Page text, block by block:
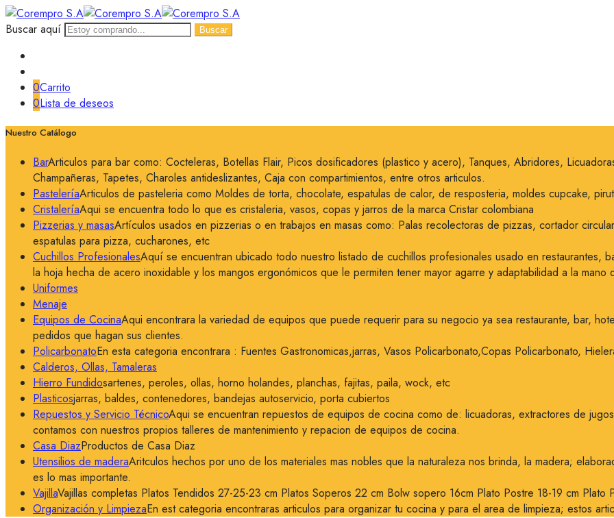
Buscar aquí Buscar
0Carrito
0Lista de deseos
Nuestro Catálogo
BarArticulos para bar como: Cocteleras, Botellas Flair, Picos dosificadores (plastico y acero), Tanques, Abridores,
Champañeras, Tapetes, Charoles antideslizantes, Caja con compartimientos, entre otros articulos.
PasteleríaArticulos de pasteleria como Moldes de torta, chocolate, espatulas de calor, de resposteria, moldes cupcake,
CristaleríaAqui se encuentra todo lo que es cristaleria, vasos, copas y jarros de la marca Cristar colombiana
Pizzerias y masasArtículos usados en pizzerias o en trabajos en masas como: Palas recolectoras de pizzas, cortador
espatulas para pizza, cucharones, etc
Cuchillos ProfesionalesAquí se encuentran ubicado todo nuestro listado de cuchillos profesionales usado en restaurantes,
la hoja hecha de acero inoxidable y los mangos ergonómicos que le permiten tener mayor agarre y adaptabilidad a la
Uniformes
Menaje
Equipos de CocinaAqui encontrara la variedad de equipos que puede requerir para su negocio ya sea restaurante, bar,
pedidos que hagan sus clientes.
PolicarbonatoEn esta categoria encontrara : Fuentes Gastronomicas,jarras, Vasos Policarbonato,Copas Policarbonato,
Calderos, Ollas, Tamaleras
Hierro Fundidosartenes, peroles, ollas, horno holandes, planchas, fajitas, paila, wock, etc
Plasticosjarras, baldes, contenedores, bandejas autoservicio, porta cubiertos
Repuestos y Servicio TécnicoAqui se encuentran repuestos de equipos de cocina como de: licuadoras, extractores de
contamos con nuestros propios talleres de mantenimiento y repacion de equipos de cocina.
Casa DiazProductos de Casa Diaz
Utensilios de maderaAritculos hechos por uno de los materiales mas nobles que la naturaleza nos brinda, la madera;
es lo mas importante.
VajillaVajillas completas Platos Tendidos 27-25-23 cm Platos Soperos 22 cm Bolw sopero 16cm Plato Postre 18-19 cm Plato
Organización y LimpiezaEn est categoria encontraras articulos para organizar tu cocina y para el area de limpieza; estos